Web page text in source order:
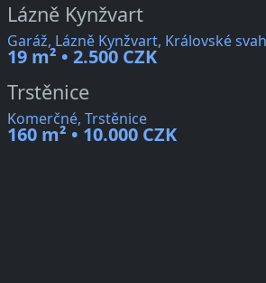
Lázně Kynžvart
Garáž, Lázně Kynžvart, Královské
19 m² • 2.500 CZK
Trstěnice
Komerčné, Trstěnice
160 m² • 10.000 CZK